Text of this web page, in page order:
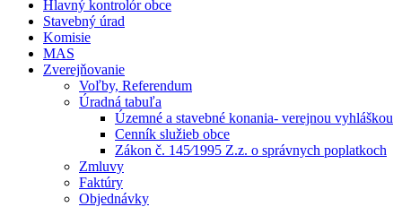
Hlavný kontrolór obce
Stavebný úrad
Komisie
MAS
Zverejňovanie
Voľby, Referendum
Úradná tabuľa
Územné a stavebné konania- verejnou vyhláškou
Cenník služieb obce
Zákon č. 145⁄1995 Z.z. o správnych poplatkoch
Zmluvy
Faktúry
Objednávky